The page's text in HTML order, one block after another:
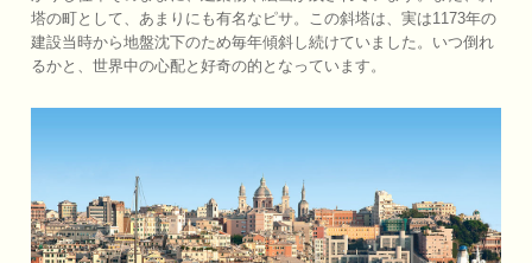
塔の町として、あまりにも有名なピサ。この斜塔は、実は1173年の
建設当時から地盤沈下のため毎年傾斜し続けていました。いつ倒れ
るかと、世界中の心配と好奇の的となっています。